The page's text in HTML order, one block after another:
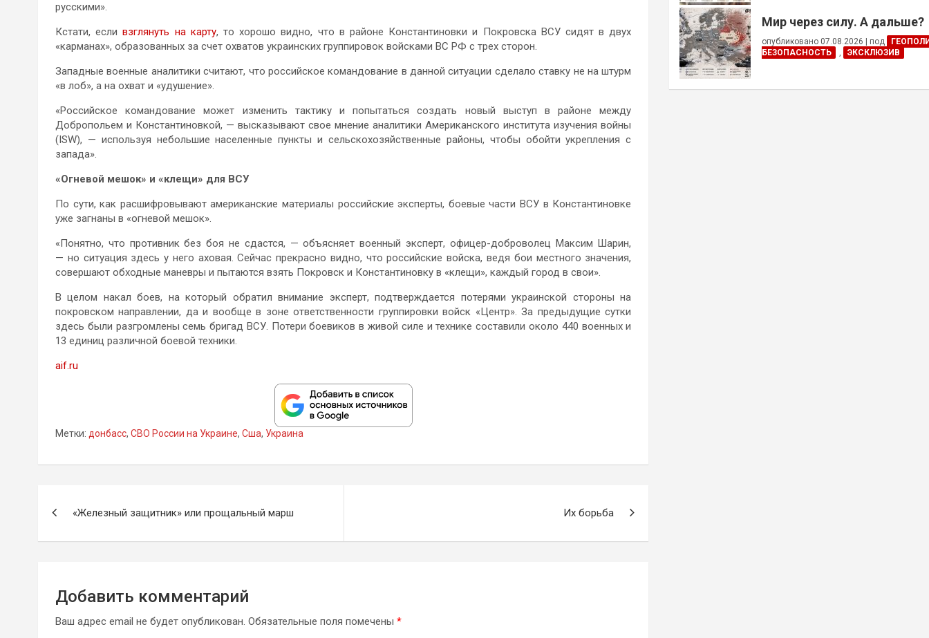
русскими».
Кстати, есливзглянуть на карту, то хорошо видно, что в районе Константиновки и Покровска ВСУ сидят в двух
«карманах», образованных за счет охватов украинских группировок войсками ВС РФ с трех сторон.
Западные военные аналитики считают, что российское командование в данной ситуации сделало ставку не на штурм
«в лоб», а на охват и «удушение».
«Российское командование может изменить тактику и попытаться создать новый выступ в районе между
Добропольем и Константиновкой, — высказывают свое мнение аналитики Американского института изучения войны
(ISW), — используя небольшие населенные пункты и сельскохозяйственные районы, чтобы обойти укрепления с
запада».
«Огневой мешок» и «клещи» для ВСУ
По сути, как расшифровывают американские материалы российские эксперты, боевые части ВСУ в Константиновке
уже загнаны в «огневой мешок».
«Понятно, что противник без боя не сдастся, — объясняет военный эксперт, офицер-доброволец Максим Шарин,
— но ситуация здесь у него аховая. Сейчас прекрасно видно, что российские войска, ведя бои местного значения,
совершают обходные маневры и пытаются взять Покровск и Константиновку в «клещи», каждый город в свои».
В целом накал боев, на который обратил внимание эксперт, подтверждается потерями украинской стороны на
покровском направлении, да и вообще в зоне ответственности группировки войск «Центр». За предыдущие сутки
здесь были разгромлены семь бригад ВСУ. Потери боевиков в живой силе и технике составили около 440 военных и
13 единиц различной боевой техники.
aif.ru
Метки: донбасс, СВО России на Украине, Сша, Украина
«Железный защитник» или прощальный марш Их борьба
Добавить комментарий
Ваш адрес email не будет опубликован. Обязательные поля помечены *
Мир через силу. А дальше?
опубликовано 07.08.2026 под
БЕЗОПАСНОСТЬ
, ЭКСКЛЮЗИВ